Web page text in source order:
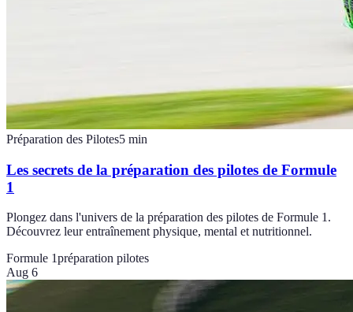
Préparation des Pilotes5 min
Les secrets de la préparation des pilotes de Formule
1
Plongez dans l'univers de la préparation des pilotes de Formule 1.
Découvrez leur entraînement physique, mental et nutritionnel.
Formule 1préparation pilotes
Aug 6